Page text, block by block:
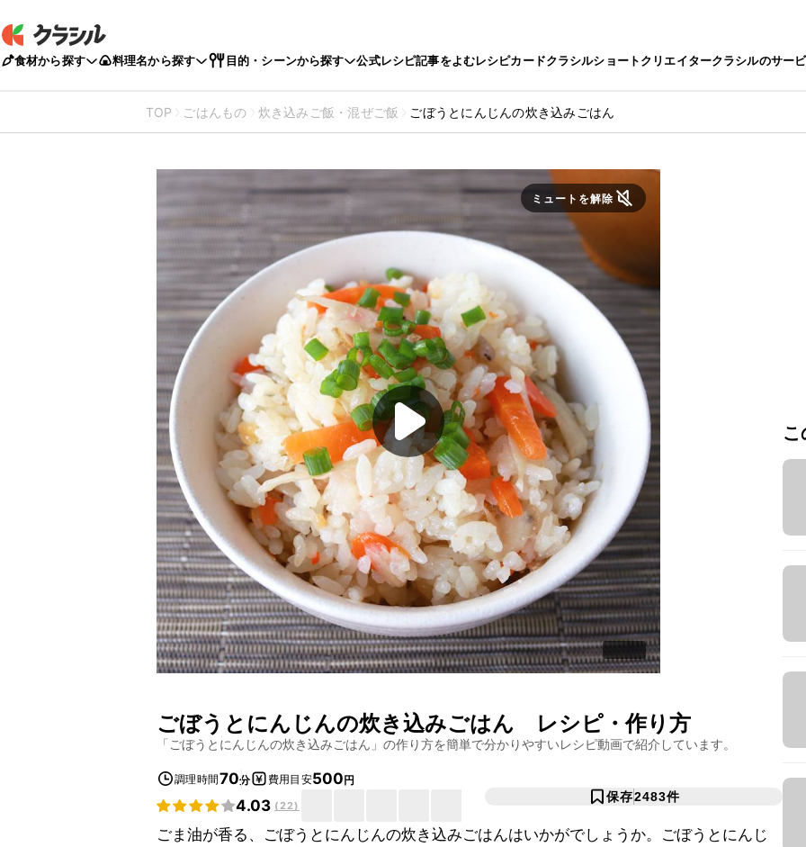
食材から探す 料理名から探す 目的・シーンから探す 公式レシピ記事をよむレシピカードクラシルショートクリエイタークラシルのサー
TOP ごはんもの 炊き込みご飯・混ぜご飯 ごぼうとにんじんの炊き込みごはん
ミュートを解除
ごぼうとにんじんの炊き込みごはん レシピ・作り方
「ごぼうとにんじんの炊き込みごはん 」の作り方を簡単で分かりやすいレシピ動画で紹介しています。
調理時間70分 費用目安500円
4.03 (22)
保存2483件
ごま油が香る、ごぼうとにんじんの炊き込みごはんはいかがでしょうか。ごぼうとにんじ